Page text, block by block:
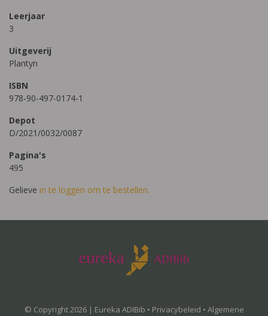
Leerjaar
3
Uitgeverij
Plantyn
ISBN
978-90-497-0174-1
Depot
D/2021/0032/0087
Pagina's
495
Gelieve in te loggen om te bestellen.
© Copyright 2026 | Eureka ADIBib • Privacybeleid • Algemene